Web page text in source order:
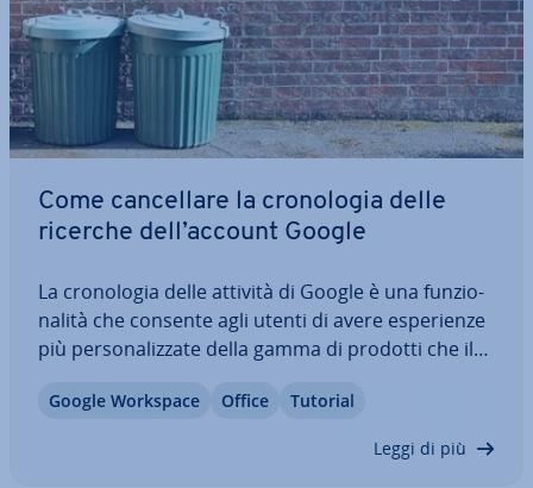
Come can­cel­la­re la cro­no­lo­gia delle
ricerche dell’account Google
La cro­no­lo­gia delle attività di Google è una fun­zio­
na­li­tà che consente agli utenti di avere espe­rien­ze
più per­so­na­liz­za­te della gamma di prodotti che il
le attività dell’account utente vengono infatti
Google Workspace Office Tutorial
Leggi di più